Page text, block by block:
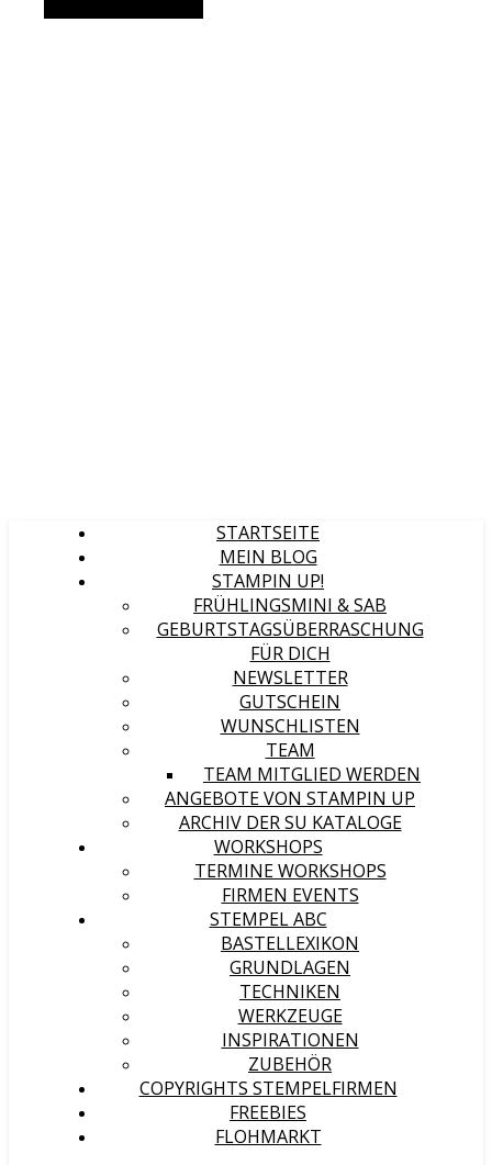
STARTSEITE
MEIN BLOG
STAMPIN UP!
FRÜHLINGSMINI & SAB
GEBURTSTAGSÜBERRASCHUNG
FÜR DICH
NEWSLETTER
GUTSCHEIN
WUNSCHLISTEN
TEAM
TEAM MITGLIED WERDEN
ANGEBOTE VON STAMPIN UP
ARCHIV DER SU KATALOGE
WORKSHOPS
TERMINE WORKSHOPS
FIRMEN EVENTS
STEMPEL ABC
BASTELLEXIKON
GRUNDLAGEN
TECHNIKEN
WERKZEUGE
INSPIRATIONEN
ZUBEHÖR
COPYRIGHTS STEMPELFIRMEN
FREEBIES
FLOHMARKT